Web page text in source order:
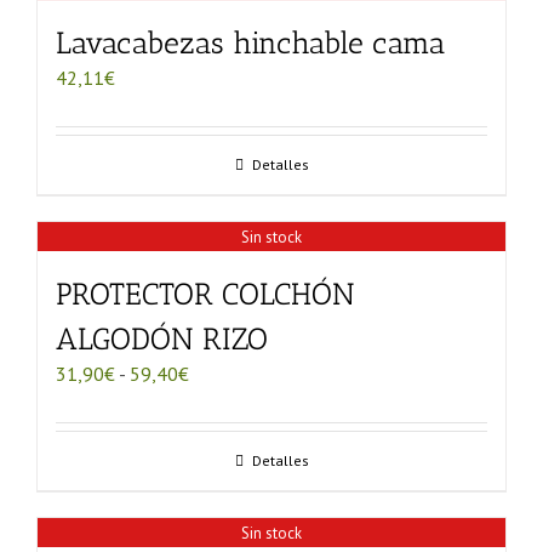
Lavacabezas hinchable cama
42,11€
Detalles
Sin stock
PROTECTOR COLCHÓN
ALGODÓN RIZO
31,90€ - 59,40€Rango
precios:
31,90€
59,40€
Detalles
Sin stock